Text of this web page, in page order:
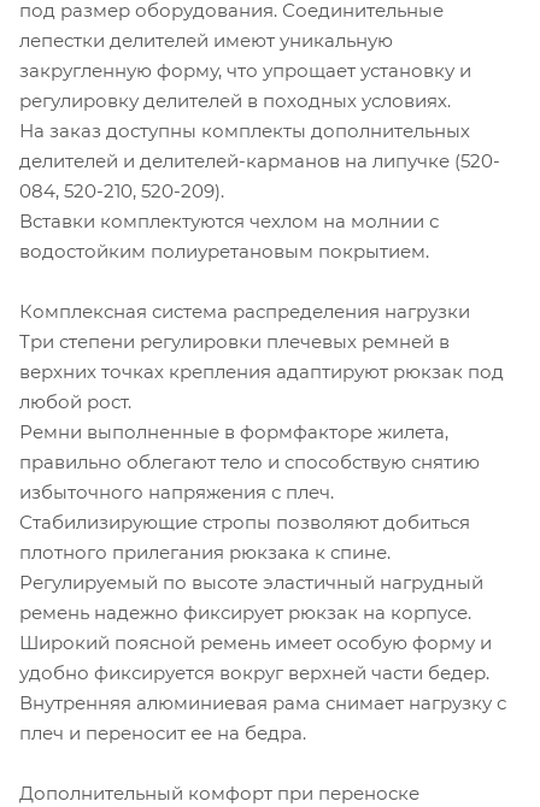
под размер оборудования. Соединительные
лепестки делителей имеют уникальную
закругленную форму, что упрощает установку и
регулировку делителей в походных условиях.
На заказ доступны комплекты дополнительных
делителей и делителей-карманов на липучке (520-
084, 520-210, 520-209).
Вставки комплектуются чехлом на молнии с
водостойким полиуретановым покрытием.
Комплексная система распределения нагрузки
Три степени регулировки плечевых ремней в
верхних точках крепления адаптируют рюкзак под
любой рост.
Ремни выполненные в формфакторе жилета,
правильно облегают тело и способствую снятию
избыточного напряжения с плеч.
Стабилизирующие стропы позволяют добиться
плотного прилегания рюкзака к спине.
Регулируемый по высоте эластичный нагрудный
ремень надежно фиксирует рюкзак на корпусе.
Широкий поясной ремень имеет особую форму и
удобно фиксируется вокруг верхней части бедер.
Внутренняя алюминиевая рама снимает нагрузку с
плеч и переносит ее на бедра.
Дополнительный комфорт при переноске